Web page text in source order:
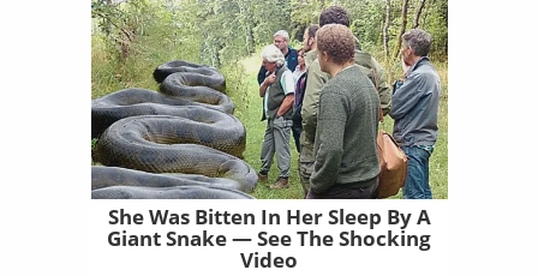
She Was Bitten In Her Sleep By A
Giant Snake — See The Shocking
Video